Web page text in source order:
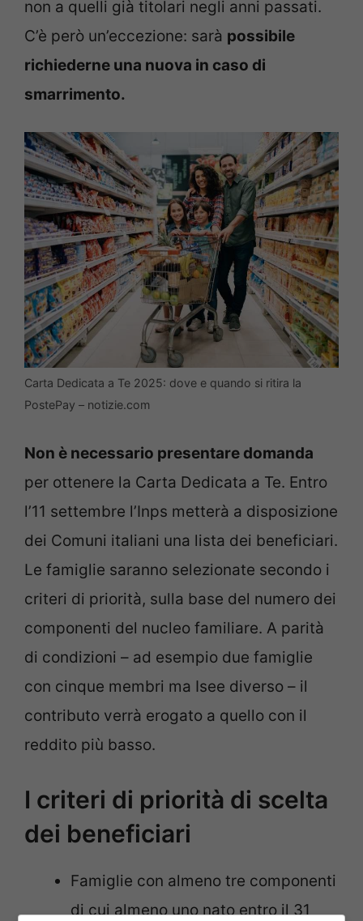
non a quelli già titolari negli anni passati.
C’è però un’eccezione: sarà possibile
richiederne una nuova in caso di
smarrimento.
Carta Dedicata a Te 2025: dove e quando si ritira la
PostePay – notizie.com
Non è necessario presentare domanda
per ottenere la Carta Dedicata a Te. Entro
l’11 settembre l’Inps metterà a disposizione
dei Comuni italiani una lista dei beneficiari.
Le famiglie saranno selezionate secondo i
criteri di priorità, sulla base del numero dei
componenti del nucleo familiare. A parità
di condizioni – ad esempio due famiglie
con cinque membri ma Isee diverso – il
contributo verrà erogato a quello con il
reddito più basso.
I criteri di priorità di scelta
dei beneficiari
Famiglie con almeno tre componenti
di cui almeno uno nato entro il 31